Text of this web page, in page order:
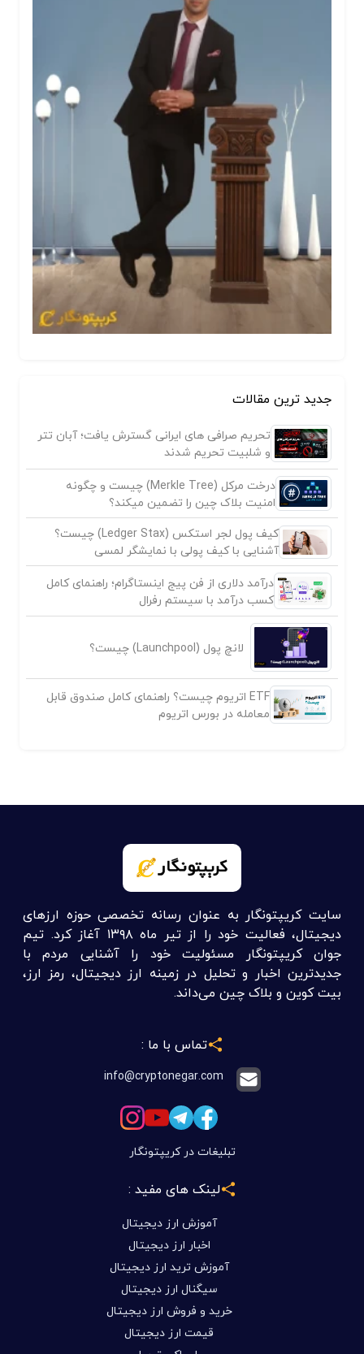
جدید ترین مقالات
تحریم صرافی های ایرانی گسترش یافت؛ آبان تتر
و شلبیت تحریم شدند
درخت مرکل (Merkle Tree) چیست و چگونه
امنیت بلاک چین را تضمین میکند؟
کیف پول لجر استکس (Ledger Stax) چیست؟
آشنایی با کیف پولی با نمایشگر لمسی
درآمد دلاری از فن پیج اینستاگرام؛ راهنمای کامل
کسب درآمد با سیستم رفرال
لانچ پول (Launchpool) چیست؟
ETF اتریوم چیست؟ راهنمای کامل صندوق قابل
معامله در بورس اتریوم
سایت کریپتونگار به عنوان رسانه تخصصی حوزه ارزهای
دیجیتال، فعالیت خود را از تیر ماه ۱۳۹۸ آغاز کرد. تیم
جوان کریپتونگار مسئولیت خود را آشنایی مردم با
جدیدترین اخبار و تحلیل در زمینه ارز دیجیتال، رمز ارز،
بیت کوین و بلاک چین می‌داند.
تماس با ما :
info@cryptonegar.com
تبلیغات در کریپتونگار
لینک های مفید :
آموزش ارز دیجیتال
اخبار ارز دیجیتال
آموزش ترید ارز دیجیتال
سیگنال ارز دیجیتال
خرید و فروش ارز دیجیتال
قیمت ارز دیجیتال